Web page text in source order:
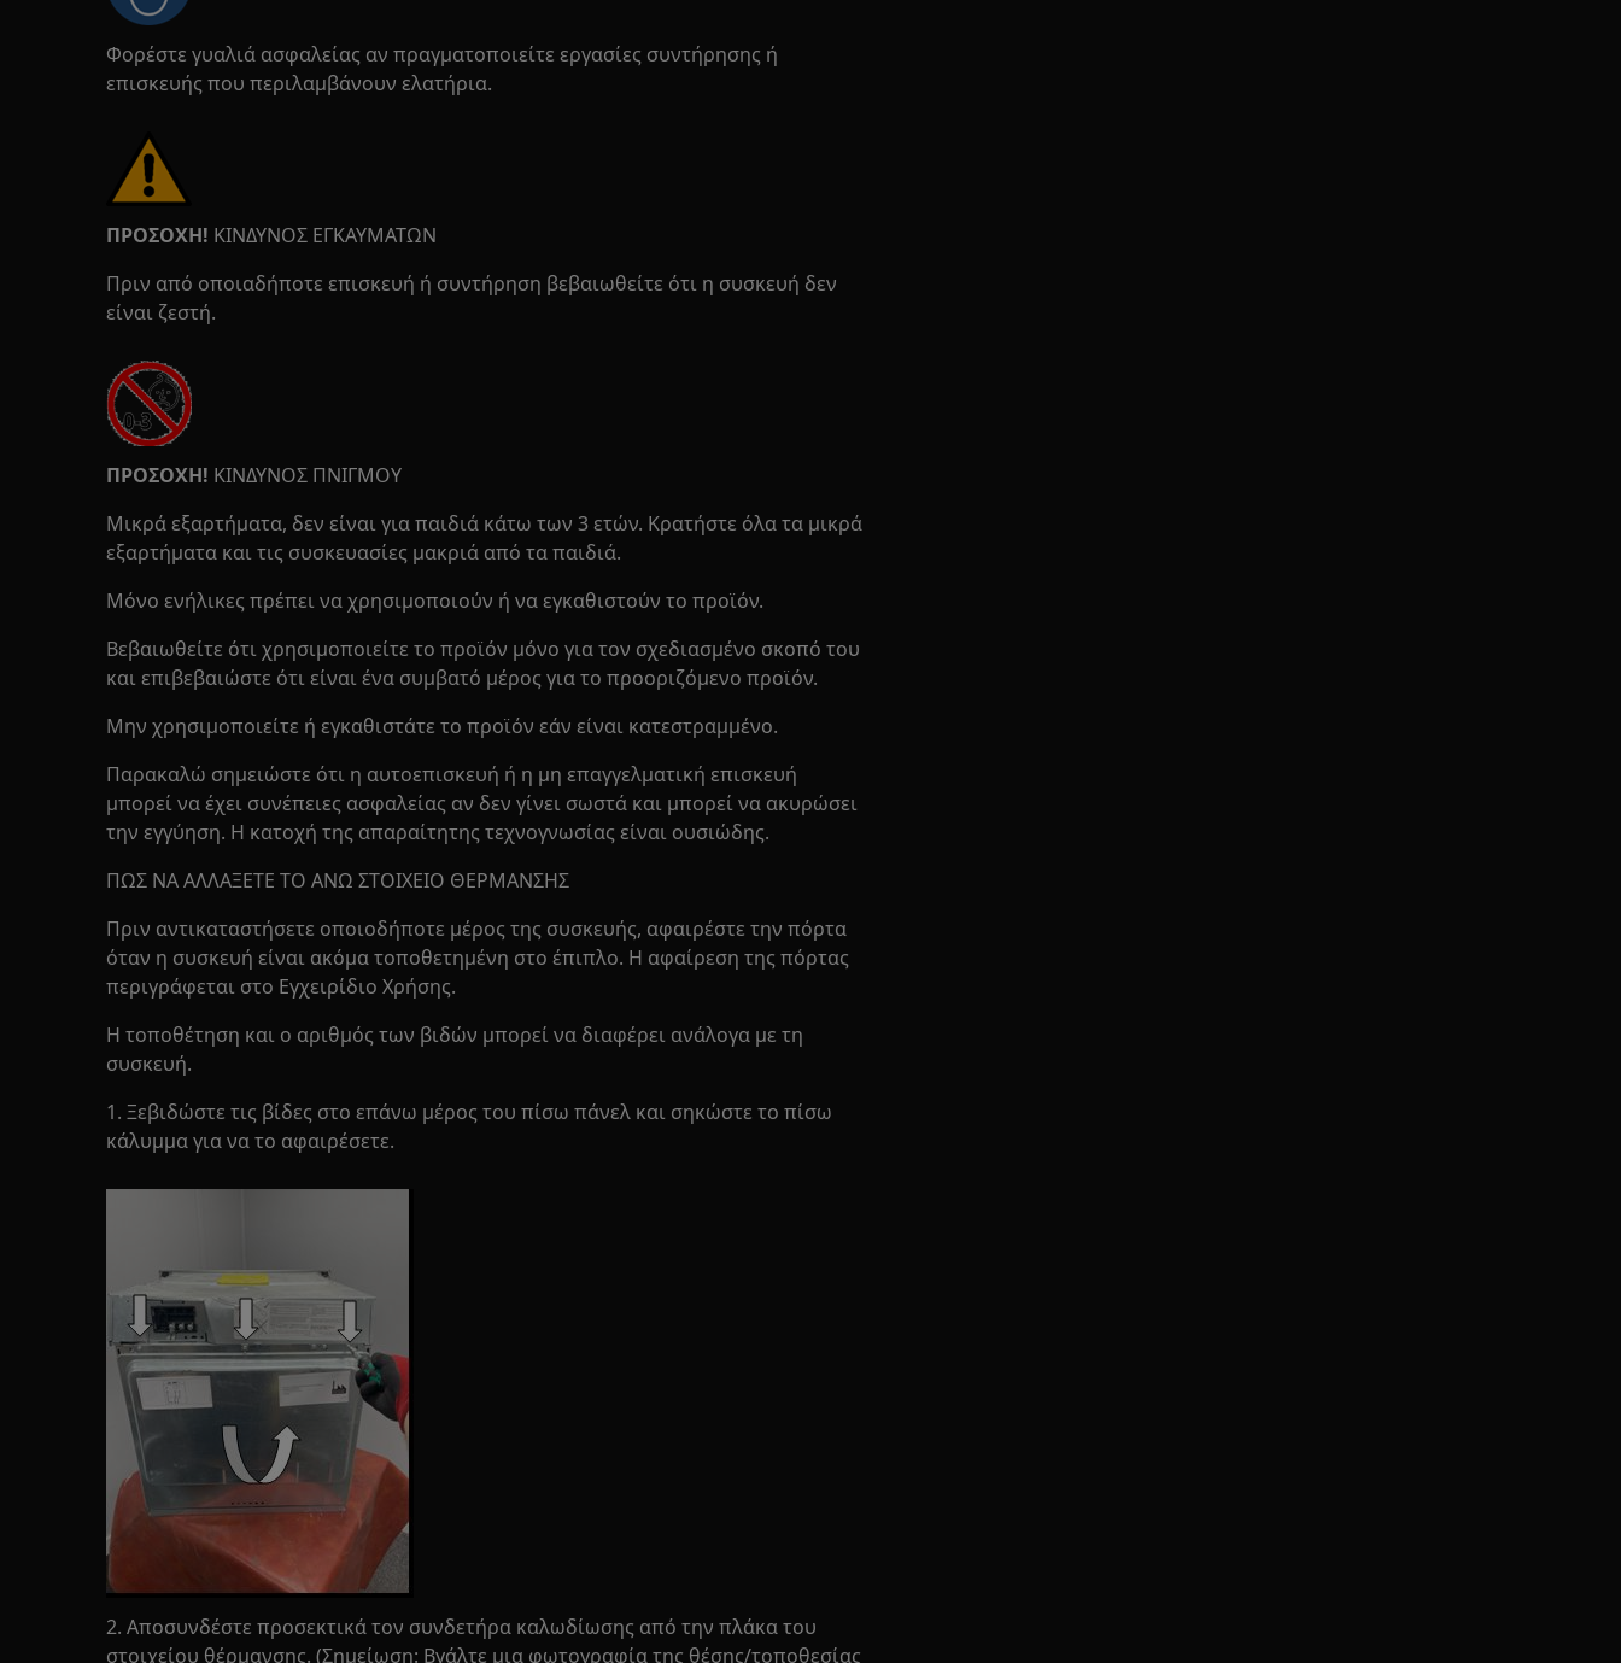
Φορέστε γυαλιά ασφαλείας αν πραγματοποιείτε εργασίες συντήρησης ή
επισκευής που περιλαμβάνουν ελατήρια.
ΠΡΟΣΟΧΗ! ΚΙΝΔΥΝΟΣ ΕΓΚΑΥΜΑΤΩΝ
Πριν από οποιαδήποτε επισκευή ή συντήρηση βεβαιωθείτε ότι η συσκευή δεν
είναι ζεστή.
ΠΡΟΣΟΧΗ! ΚΙΝΔΥΝΟΣ ΠΝΙΓΜΟΥ
Μικρά εξαρτήματα, δεν είναι για παιδιά κάτω των 3 ετών. Κρατήστε όλα τα μικρά
εξαρτήματα και τις συσκευασίες μακριά από τα παιδιά.
Μόνο ενήλικες πρέπει να χρησιμοποιούν ή να εγκαθιστούν το προϊόν.
Βεβαιωθείτε ότι χρησιμοποιείτε το προϊόν μόνο για τον σχεδιασμένο σκοπό του
και επιβεβαιώστε ότι είναι ένα συμβατό μέρος για το προοριζόμενο προϊόν.
Μην χρησιμοποιείτε ή εγκαθιστάτε το προϊόν εάν είναι κατεστραμμένο.
Παρακαλώ σημειώστε ότι η αυτοεπισκευή ή η μη επαγγελματική επισκευή
μπορεί να έχει συνέπειες ασφαλείας αν δεν γίνει σωστά και μπορεί να ακυρώσει
την εγγύηση. Η κατοχή της απαραίτητης τεχνογνωσίας είναι ουσιώδης.
ΠΩΣ ΝΑ ΑΛΛΑΞΕΤΕ ΤΟ ΑΝΩ ΣΤΟΙΧΕΙΟ ΘΕΡΜΑΝΣΗΣ
Πριν αντικαταστήσετε οποιοδήποτε μέρος της συσκευής, αφαιρέστε την πόρτα
όταν η συσκευή είναι ακόμα τοποθετημένη στο έπιπλο. Η αφαίρεση της πόρτας
περιγράφεται στο Εγχειρίδιο Χρήσης.
Η τοποθέτηση και ο αριθμός των βιδών μπορεί να διαφέρει ανάλογα με τη
συσκευή.
1. Ξεβιδώστε τις βίδες στο επάνω μέρος του πίσω πάνελ και σηκώστε το πίσω
κάλυμμα για να το αφαιρέσετε.
2. Αποσυνδέστε προσεκτικά τον συνδετήρα καλωδίωσης από την πλάκα του
στοιχείου θέρμανσης. (Σημείωση: Βγάλτε μια φωτογραφία της θέσης/τοποθεσίας